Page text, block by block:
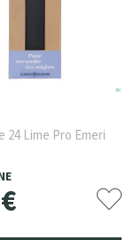
24 Lime Pro Emeri
€